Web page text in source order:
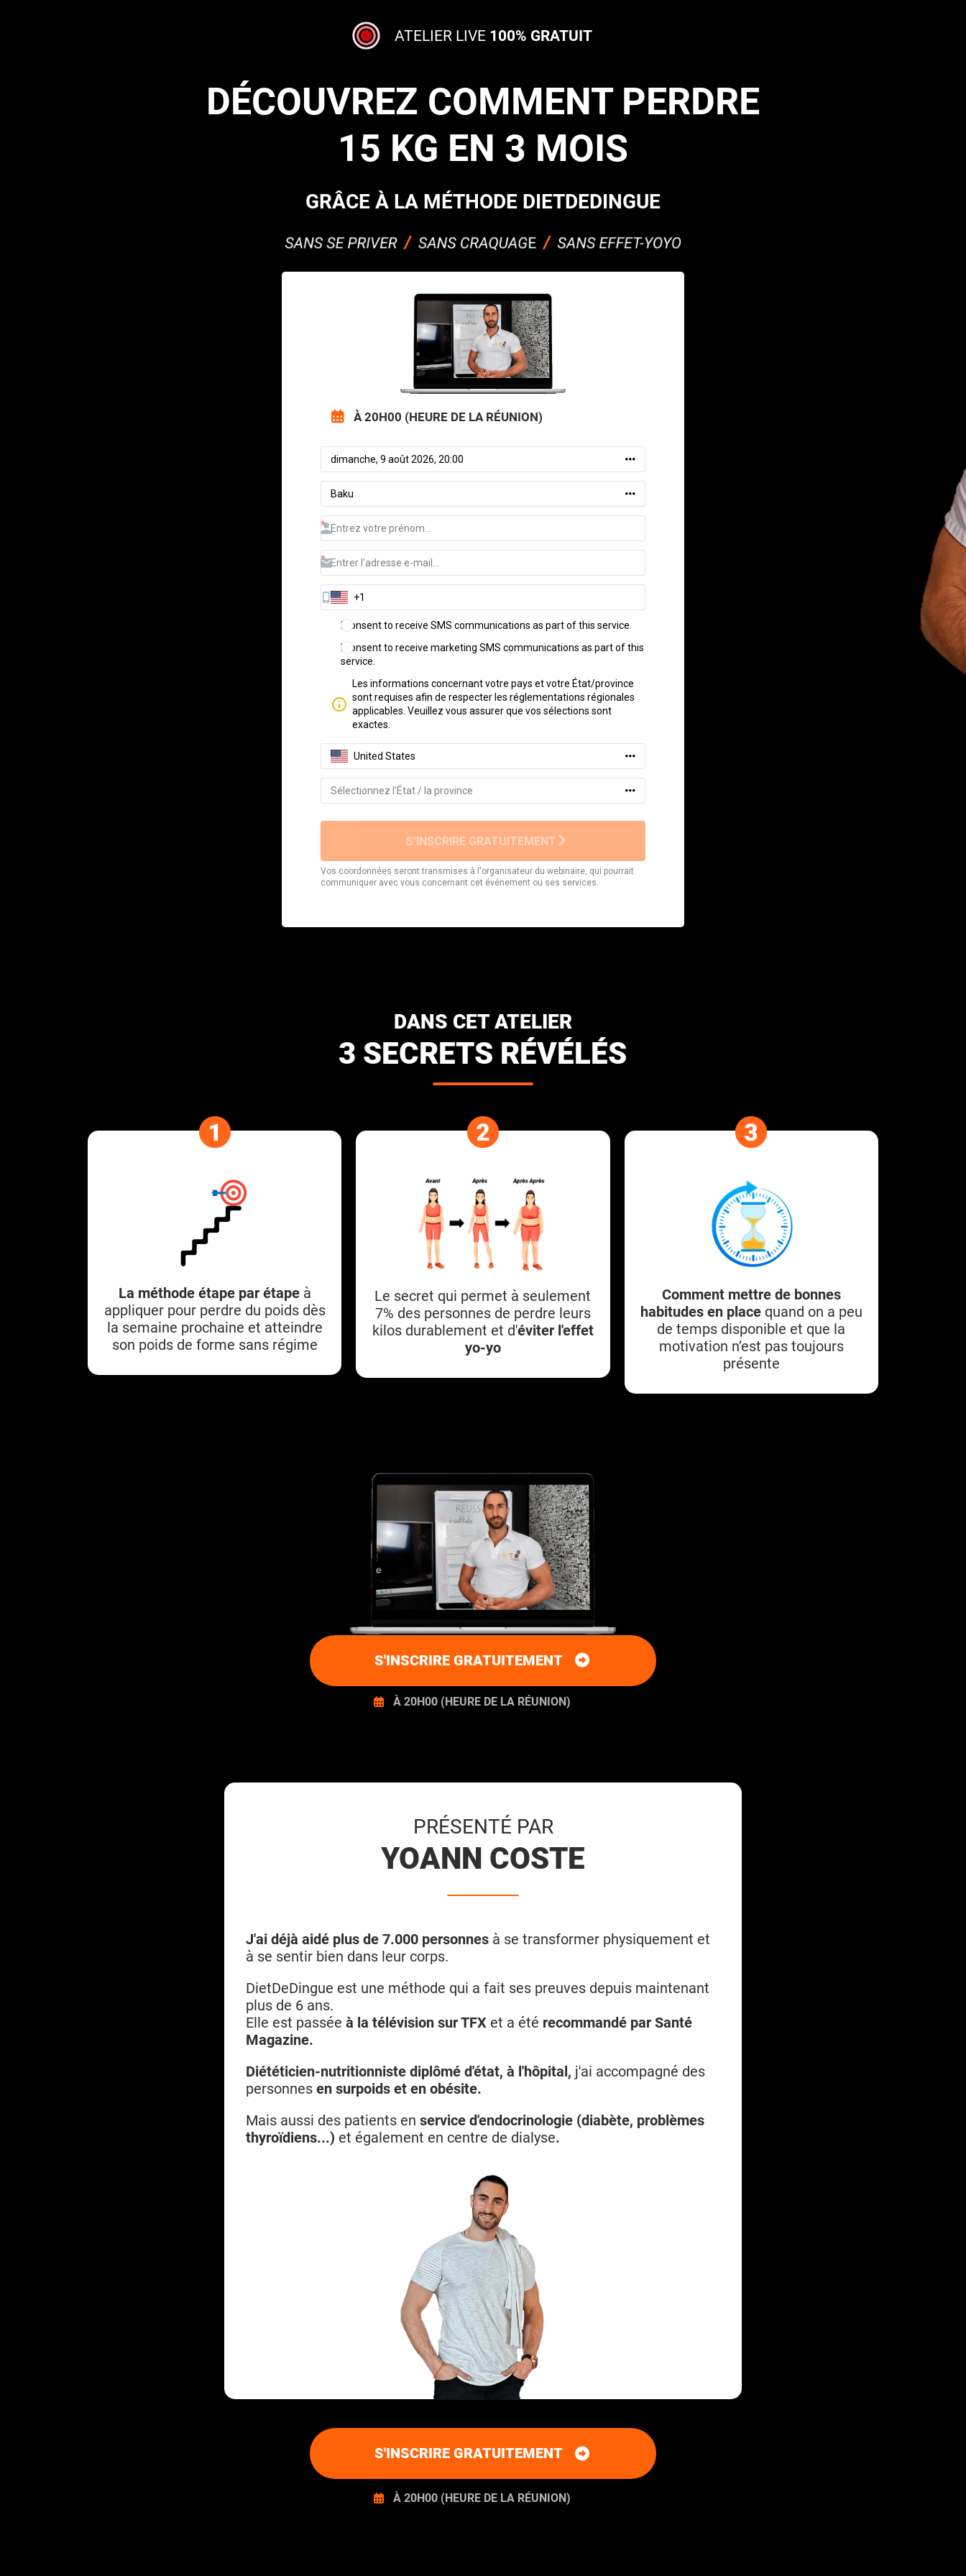
ATELIER LIVE 100% GRATUIT
DÉCOUVREZ COMMENT PERDRE
15 KG EN 3 MOIS
GRÂCE À LA MÉTHODE DIETDEDINGUE
À 20H00 (HEURE DE LA RÉUNION)
DANS CET ATELIER
3 SECRETS RÉVÉLÉS
La méthode étape par étapeà
appliquer pour perdre du poids dès
la semaine prochaine et atteindre
son poids de forme sans régime
Le secret qui permet à seulement
7% des personnes de perdre leurs
kilos durablement et d'éviter l'effet
yo-yo
Comment mettre de bonnes
habitudes en placequand on a peu
de temps disponible et que la
motivation n’est pas toujours
présente
S'INSCRIRE GRATUITEMENT
À 20H00 (HEURE DE LA RÉUNION)
PRÉSENTÉ PAR
YOANN COSTE
J'ai déjà aidé plus de 7.000 personnes à se transformer physiquement et
à se sentir bien dans leur corps.
DietDeDingue est une méthode qui a fait ses preuves depuis maintenant
plus de 6 ans.
Elle est passée à la télévision sur TFX et a été recommandé par Santé
Magazine.
Diététicien-nutritionniste diplômé d'état, à l'hôpital, j'ai accompagné des
personnes en surpoids et en obésite.
Mais aussi des patients en service d'endocrinologie (diabète, problèmes
thyroïdiens...) et également en centre de dialyse.
S'INSCRIRE GRATUITEMENT
À 20H00 (HEURE DE LA RÉUNION)